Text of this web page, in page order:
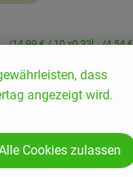
14,99 €/ 10 x0,33l 4,54
dass
angezeigt wird.
Cookies zulassen